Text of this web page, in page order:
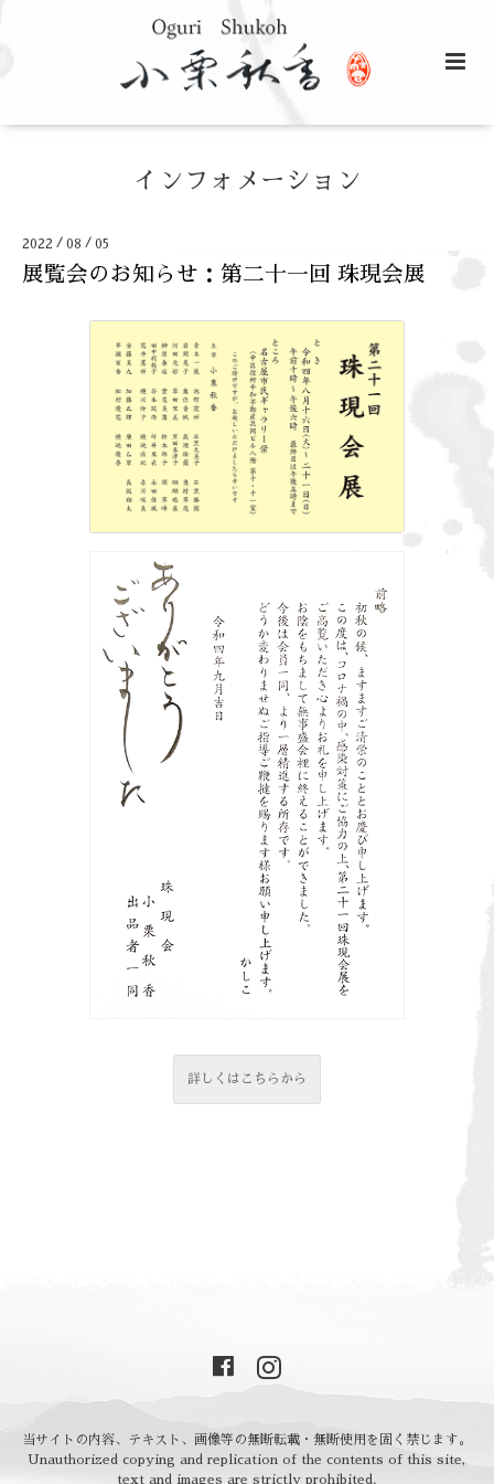
インフォメーション
2022 / 08 / 05
展覧会のお知らせ：第二十一回 珠現会展
詳しくはこちらから
当サイトの内容、テキスト、画像等の無断転載・無断使用を固く禁じます。
Unauthorized copying and replication of the contents of this site,
text and images are strictly prohibited.